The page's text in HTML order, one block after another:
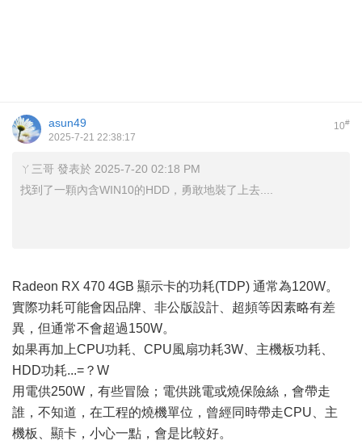
10#
asun49
2025-7-21 22:38:17
ㄚ三哥 發表於 2025-7-20 02:18 PM
找到了一顆內含WIN10的HDD，勇敢地裝了上去....
Radeon RX 470 4GB 顯示卡的功耗(TDP) 通常為120W。
實際功耗可能會因品牌、非公版設計、超頻等因素略有差
異，但通常不會超過150W。
如果再加上CPU功耗、CPU風扇功耗3W、主機板功耗、
HDD功耗...=？W
用電供250W，有些冒險；電供跳電或燒保險絲，會帶走
誰，不知道，在工程的燒機單位，曾經同時帶走CPU、主
機板、顯卡，小心一點，會是比較好。